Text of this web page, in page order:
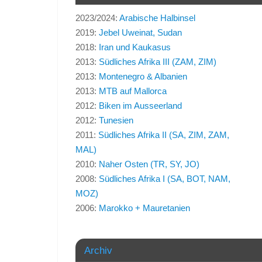
2023/2024: Arabische Halbinsel
2019: Jebel Uweinat, Sudan
2018: Iran und Kaukasus
2013: Südliches Afrika III (ZAM, ZIM)
2013: Montenegro & Albanien
2013: MTB auf Mallorca
2012: Biken im Ausseerland
2012: Tunesien
2011: Südliches Afrika II (SA, ZIM, ZAM,
MAL)
2010: Naher Osten (TR, SY, JO)
2008: Südliches Afrika I (SA, BOT, NAM,
MOZ)
2006: Marokko + Mauretanien
Archiv